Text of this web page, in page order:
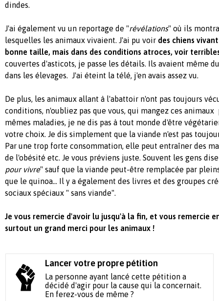
dindes.
J'ai également vu un reportage de "révélations" où ils
lesquelles les animaux vivaient. J'ai pu voir des chiens
bonne taille, mais dans des conditions atroces, voir
couvertes d'asticots, je passe les détails. Ils avaient même
dans les élevages. J'ai éteint la télé, j'en avais assez vu.
De plus, les animaux allant à l'abattoir n'ont pas toujours
conditions, n'oubliez pas que vous, qui mangez ces
mêmes maladies, je ne dis pas à tout monde d'être
votre choix. Je dis simplement que la viande n'est pas
Par une trop forte consommation, elle peut entraîner des
de l'obésité etc. Je vous préviens juste. Souvent les gens
pour vivre" sauf que la viande peut-être remplacée par
que le quinoa... Il y a également des livres et des groupes
sociaux spéciaux " sans viande".
Je vous remercie d'avoir lu jusqu'à la fin, et vous remercie
surtout un grand merci pour les animaux !
Lancer votre propre pétition
La personne ayant lancé cette pétition a
décidé d'agir pour la cause qui la concernait.
En ferez-vous de même ?